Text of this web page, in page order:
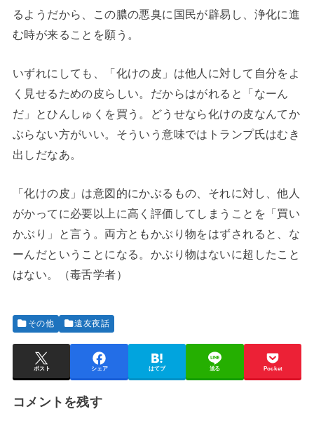
るようだから、この膿の悪臭に国民が辟易し、浄化に進
む時が来ることを願う。
いずれにしても、「化けの皮」は他人に対して自分をよ
く見せるための皮らしい。だからはがれると「なーん
だ」とひんしゅくを買う。どうせなら化けの皮なんてか
ぶらない方がいい。そういう意味ではトランプ氏はむき
出しだなあ。
「化けの皮」は意図的にかぶるもの、それに対し、他人
がかってに必要以上に高く評価してしまうことを「買い
かぶり」と言う。両方ともかぶり物をはずされると、な
ーんだということになる。かぶり物はないに超したこと
はない。（毒舌学者）
その他 遠友夜話
ポスト シェア はてブ 送る Pocket
コメントを残す